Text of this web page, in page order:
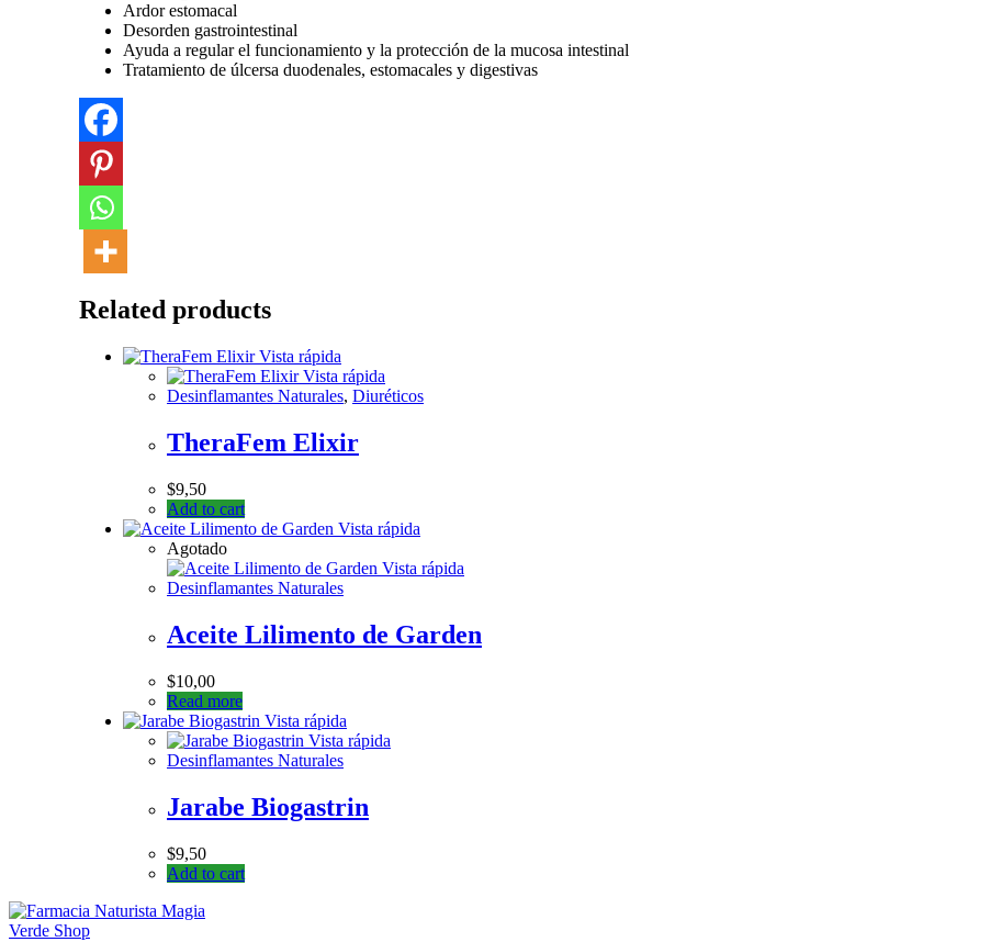
Ardor estomacal
Desorden gastrointestinal
Ayuda a regular el funcionamiento y la protección de la mucosa intestinal
Tratamiento de úlcersa duodenales, estomacales y digestivas
Related products
Vista rápida
Vista rápida
Desinflamantes Naturales, Diuréticos
TheraFem Elixir
$9,50
Add to cart
Vista rápida
Agotado
Vista rápida
Desinflamantes Naturales
Aceite Lilimento de Garden
$10,00
Read more
Vista rápida
Vista rápida
Desinflamantes Naturales
Jarabe Biogastrin
$9,50
Add to cart